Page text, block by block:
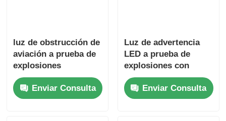
luz de obstrucción de
aviación a prueba de
explosiones
Enviar Consulta
Luz de advertencia
LED a prueba de
explosiones con
sirena
Enviar Consulta